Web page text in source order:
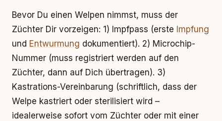
Bevor Du einen Welpen nimmst, muss der
Züchter Dir vorzeigen: 1) Impfpass (erste Impfung
und Entwurmung dokumentiert). 2) Microchip-
Nummer (muss registriert werden auf den
Züchter, dann auf Dich übertragen). 3)
Kastrations-Vereinbarung (schriftlich, dass der
Welpe kastriert oder sterilisiert wird –
idealerweise sofort vom Züchter oder mit einer